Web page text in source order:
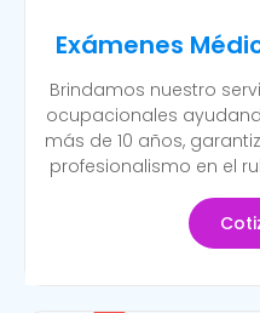
Exámenes
Brindamos nuestro
ocupacionales
más de 10 años,
profesionalismo en el